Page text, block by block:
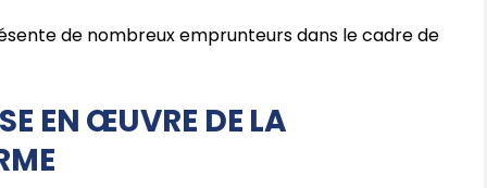
de nombreux emprunteurs dans le cadre de
EN ŒUVRE DE LA